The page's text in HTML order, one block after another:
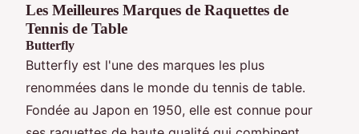
Les Meilleures Marques de Raquettes de
Tennis de Table
Butterfly
Butterfly est l'une des marques les plus
renommées dans le monde du tennis de table.
Fondée au Japon en 1950, elle est connue pour